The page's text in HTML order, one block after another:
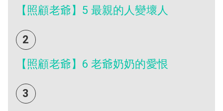
【照顧老爺】5 最親的人變壞人
2
【照顧老爺】6 老爺奶奶的愛恨
3